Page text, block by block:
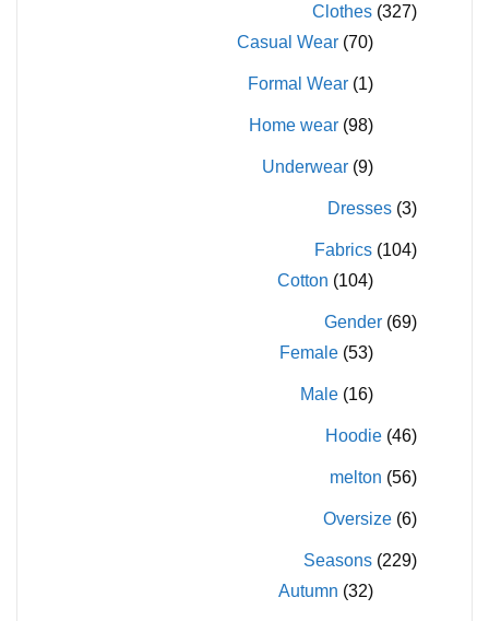
Clothes (327)
Casual Wear (70)
Formal Wear (1)
Home wear (98)
Underwear (9)
Dresses (3)
Fabrics (104)
Cotton (104)
Gender (69)
Female (53)
Male (16)
Hoodie (46)
melton (56)
Oversize (6)
Seasons (229)
Autumn (32)